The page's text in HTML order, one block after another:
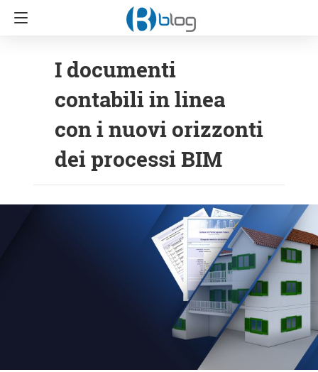
I documenti
contabili in linea
con i nuovi orizzonti
dei processi BIM